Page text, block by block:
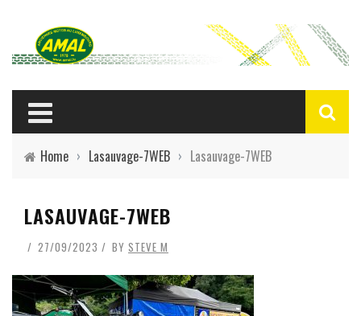
Home › Lasauvage-7WEB › Lasauvage-7WEB
LASAUVAGE-7WEB
27/09/2023 BY STEVE M